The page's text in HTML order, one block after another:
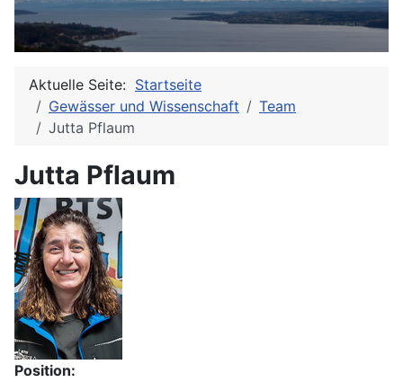
Aktuelle Seite: Startseite
Gewässer und Wissenschaft
Team
Jutta Pflaum
Jutta Pflaum
Position: